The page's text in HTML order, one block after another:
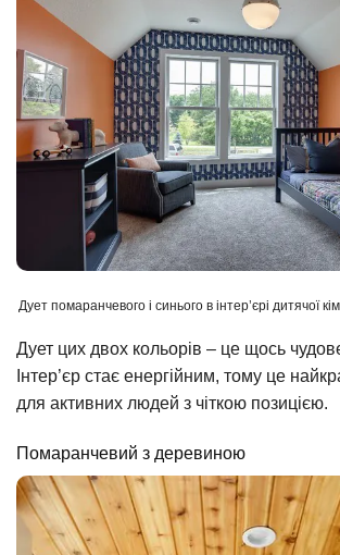
Дует помаранчевого і синього в інтер’єрі дитячої
Дует цих двох кольорів – це щось
Інтер’єр стає енергійним, тому це
для активних людей з чіткою позицією.
Помаранчевий з деревиною